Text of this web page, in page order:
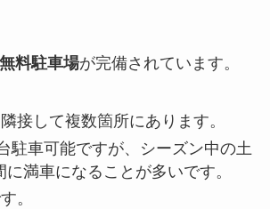
無料駐車場が完備されています。
接して複数箇所にあります。
駐車可能ですが、シーズン中の土
に満車になることが多いです。
。